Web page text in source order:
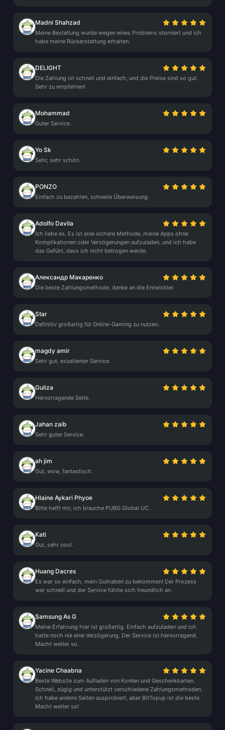
Madni Shahzad
Meine Bestellung wurde wegen eines Problems storniert und ich
habe meine Rückerstattung erhalten.
DELIGHT
Die Zahlung ist schnell und einfach, und die Preise sind so gut.
Sehr zu empfehlen!
Mohammad
Guter Service.
Yo Sk
Sehr, sehr schön.
PONZO
Einfach zu bezahlen, schnelle Überweisung.
Adolfo Davila
Ich liebe es. Es ist eine sichere Methode, meine Apps ohne
Komplikationen oder Verzögerungen aufzuladen, und ich habe
das Gefühl, dass ich nicht betrogen werde.
Александр Макаренко
Die beste Zahlungsmethode, danke an die Entwickler.
Star
Definitiv großartig für Online-Gaming zu nutzen.
magdy amir
Sehr gut, exzellenter Service.
Guliza
Hervorragende Seite.
Jahan zaib
Sehr guter Service.
ah jim
Gut, wow, fantastisch.
Hlaine Aykari Phyoe
Bitte helft mir, ich brauche PUBG Global UC.
Kati
Gut, sehr cool.
Huang Dacres
Es war so einfach, mein Guthaben zu bekommen! Der Prozess
war schnell und der Service fühlte sich freundlich an.
Samsung As G
Meine Erfahrung hier ist großartig. Einfach aufzuladen und ich
hatte noch nie eine Verzögerung. Der Service ist hervorragend.
Macht weiter so.
Yacine Chaabna
Beste Website zum Aufladen von Konten und Geschenkkarten.
Schnell, zügig und unterstützt verschiedene Zahlungsmethoden.
Ich habe andere Seiten ausprobiert, aber BitTopup ist die beste.
Macht weiter so!